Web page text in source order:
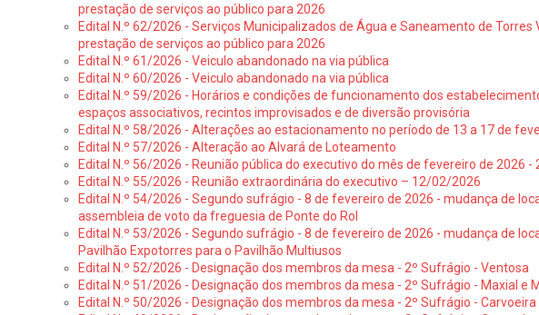
prestação de serviços ao público para 2026
Edital N.º 62/2026 - Serviços Municipalizados de Água e Saneamento de Torres
prestação de serviços ao público para 2026
Edital N.º 61/2026 - Veiculo abandonado na via pública
Edital N.º 60/2026 - Veiculo abandonado na via pública
Edital N.º 59/2026 - Horários e condições de funcionamento dos
espaços associativos, recintos improvisados e de diversão provisória
Edital N.º 58/2026 - Alterações ao estacionamento no período de 13 a 17 de
Edital N.º 57/2026 - Alteração ao Alvará de Loteamento
Edital N.º 56/2026 - Reunião pública do executivo do mês de fevereiro de 2026 -
Edital N.º 55/2026 - Reunião extraordinária do executivo – 12/02/2026
Edital N.º 54/2026 - Segundo sufrágio - 8 de fevereiro de 2026 - mudança de
assembleia de voto da freguesia de Ponte do Rol
Edital N.º 53/2026 - Segundo sufrágio - 8 de fevereiro de 2026 - mudança de
Pavilhão Expotorres para o Pavilhão Multiusos
Edital N.º 52/2026 - Designação dos membros da mesa - 2º Sufrágio - Ventosa
Edital N.º 51/2026 - Designação dos membros da mesa - 2º Sufrágio - Maxial e
Edital N.º 50/2026 - Designação dos membros da mesa - 2º Sufrágio -